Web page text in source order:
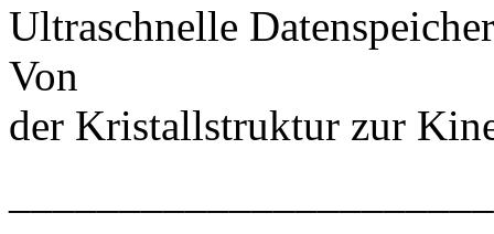
Ultraschnelle
Von
der Kristallstruktur zur